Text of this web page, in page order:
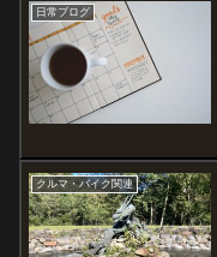
日常ブログ
クルマ・バイク関連